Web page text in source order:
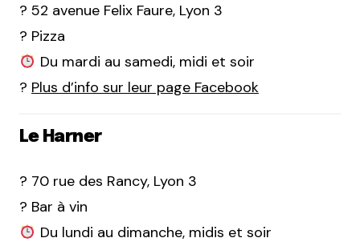
? 52 avenue Felix Faure, Lyon 3
? Pizza
Du mardi au samedi, midi et soir
? Plus d’info sur leur page Facebook
Le Harner
? 70 rue des Rancy, Lyon 3
? Bar à vin
Du lundi au dimanche, midis et soir